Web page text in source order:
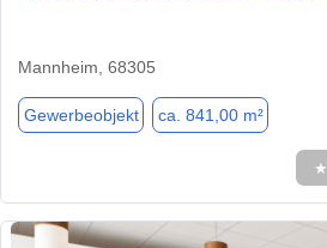
Mannheim, 68305
Gewerbeobjekt ca. 841,00 m²
★